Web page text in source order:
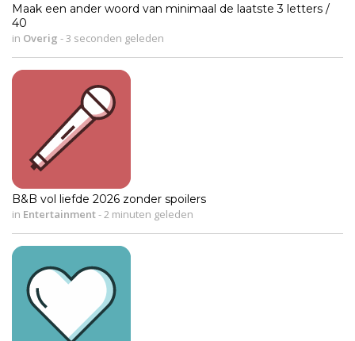
Maak een ander woord van minimaal de laatste 3 letters /
40
in Overig -3 seconden geleden
B&B vol liefde 2026 zonder spoilers
in Entertainment-2 minuten geleden